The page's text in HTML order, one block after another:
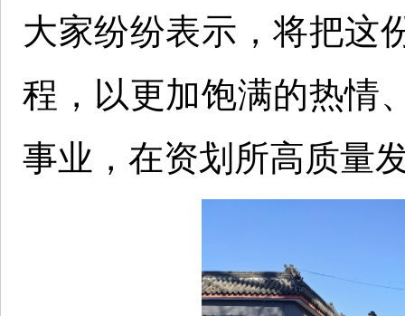
大家纷纷表示，将把这
程，以更加饱满的热情
事业，在资划所高质量